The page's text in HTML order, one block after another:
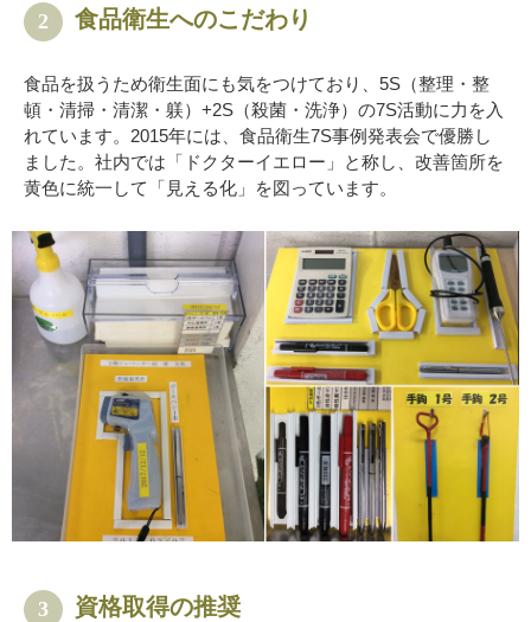
2 食品衛生へのこだわり
食品を扱うため衛生面にも気をつけており、5S（整理・整
頓・清掃・清潔・躾）+2S（殺菌・洗浄）の7S活動に力を入
れています。2015年には、食品衛生7S事例発表会で優勝し
ました。社内では「ドクターイエロー」と称し、改善箇所を
黄色に統一して「見える化」を図っています。
3 資格取得の推奨